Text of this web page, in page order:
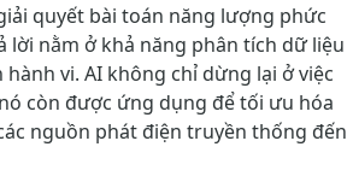
quyết bài toán năng lượng phức
lời nằm ở khả năng phân tích dữ liệu
vi. AI không chỉ dừng lại ở việc
còn được ứng dụng để tối ưu hóa
nguồn phát điện truyền thống đến